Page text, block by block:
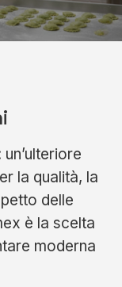
la qualità, la
delle
è la scelta
moderna